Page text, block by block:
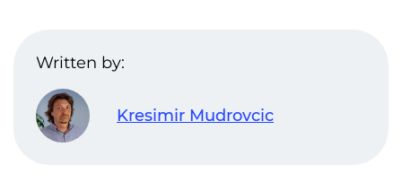
Written by:
Kresimir Mudrovcic